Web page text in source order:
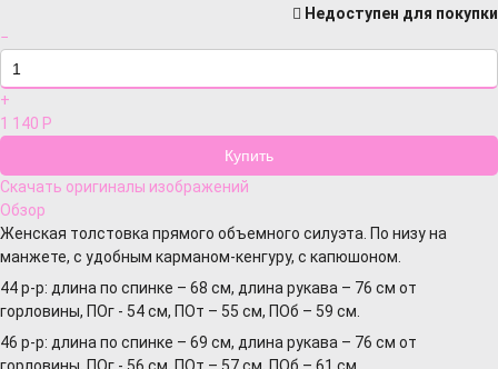
Недоступен для покупки
−
+
1 140 Р
Скачать оригиналы изображений
Обзор
Женская толстовка прямого объемного силуэта. По низу на
манжете, с удобным карманом-кенгуру, с капюшоном.
44 р-р: длина по спинке – 68 см, длина рукава – 76 см от
горловины, ПОг - 54 см, ПОт – 55 см, ПОб – 59 см.
46 р-р: длина по спинке – 69 см, длина рукава – 76 см от